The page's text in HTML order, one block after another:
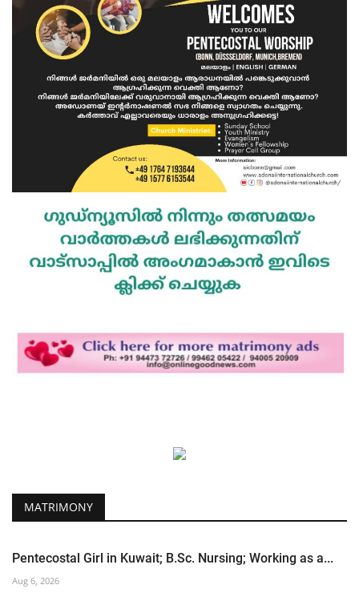
MATRIMONY
Pentecostal Girl in Kuwait; B.Sc. Nursing; Working as a...
Aug 6, 2026